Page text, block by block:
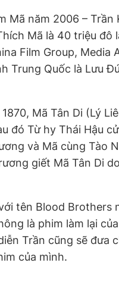
năm 2006 – Trần
Mã là 40 triệu đô
Film Group, Media
Trung Quốc là Lưu
Mã Tân Di (Lý
Từ hy Thái Hậu
và Mã cùng Tào
giết Mã Tân Di
tên Blood
là phim làm lại
Trần cũng sẽ đưa
của mình.